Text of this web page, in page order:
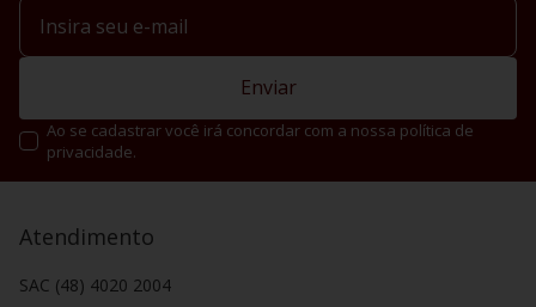
Enviar
Ao se cadastrar você irá concordar com a nossa política de
privacidade.
Atendimento
SAC (48) 4020 2004